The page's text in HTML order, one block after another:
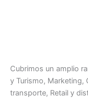
Cubrimos un amplio
y Turismo, Marketing,
transporte, Retail y